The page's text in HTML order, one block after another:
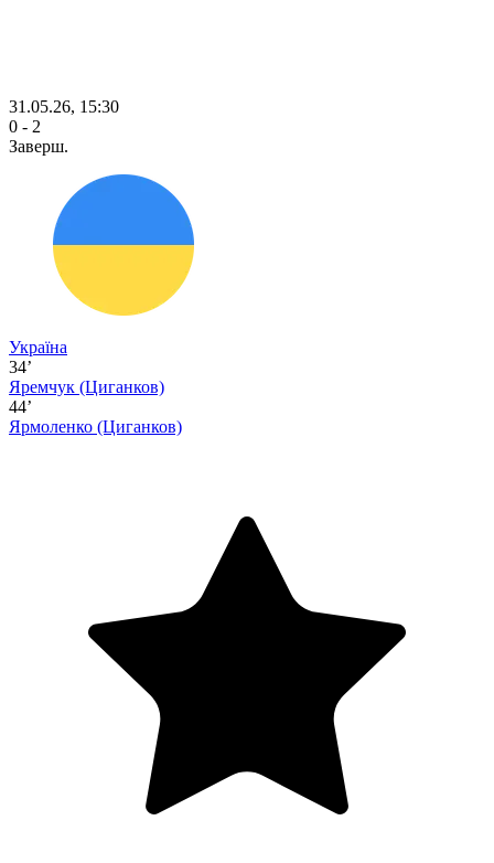
31.05.26, 15:30
0 - 2
Заверш.
Україна
34’
Яремчук (Циганков)
44’
Ярмоленко (Циганков)